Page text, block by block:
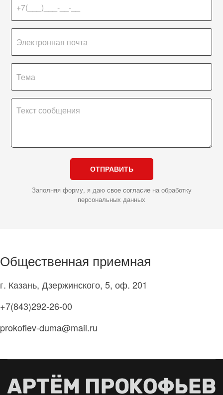
ОТПРАВИТЬ
Заполняя форму, я даю свое согласиена обработку
персональных данных
Общественная приемная
г. Казань, Дзержинского, 5, оф. 201
+7(843)292-26-00
prokofiev-duma@mail.ru